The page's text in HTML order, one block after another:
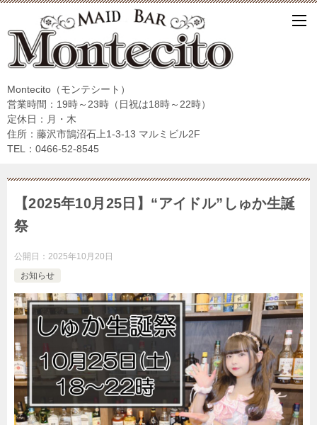
Montecito（モンテシート）
営業時間：19時～23時（日祝は18時～22時）
定休日：月・木
住所：藤沢市鵠沼石上1-3-13 マルミビル2F
TEL：0466-52-8545
【2025年10月25日】“アイドル”しゅか生誕
祭
公開日： 2025年10月20日
お知らせ